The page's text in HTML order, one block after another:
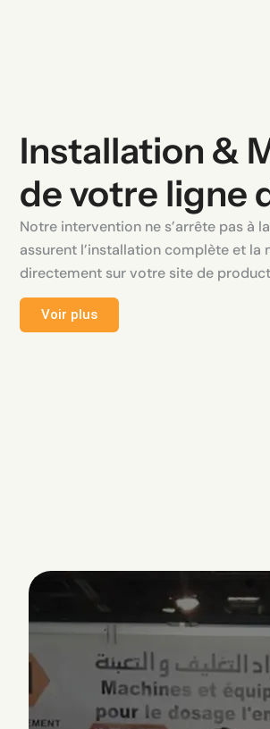
Installation &
de votre ligne
Notre intervention ne s’arrête pas à
assurent l’installation complète et
directement sur votre site de
Voir plus